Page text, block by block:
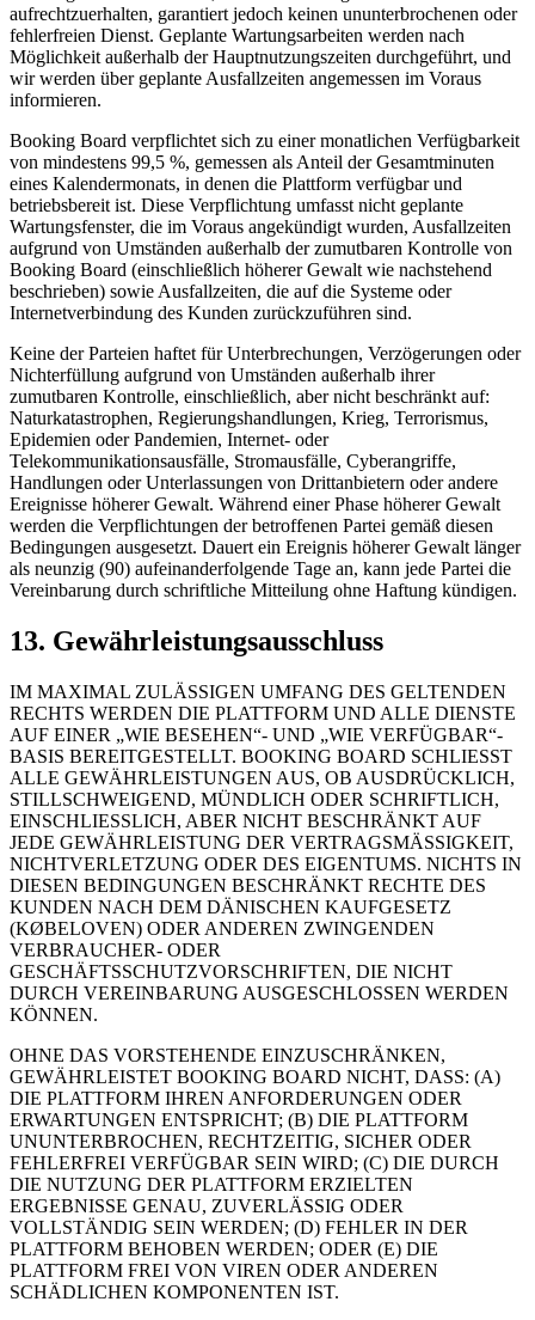
aufrechtzuerhalten, garantiert jedoch keinen ununterbrochenen oder
fehlerfreien Dienst. Geplante Wartungsarbeiten werden nach
Möglichkeit außerhalb der Hauptnutzungszeiten durchgeführt, und
wir werden über geplante Ausfallzeiten angemessen im Voraus
informieren.
Booking Board verpflichtet sich zu einer monatlichen Verfügbarkeit
von mindestens 99,5 %, gemessen als Anteil der Gesamtminuten
eines Kalendermonats, in denen die Plattform verfügbar und
betriebsbereit ist. Diese Verpflichtung umfasst nicht geplante
Wartungsfenster, die im Voraus angekündigt wurden, Ausfallzeiten
aufgrund von Umständen außerhalb der zumutbaren Kontrolle von
Booking Board (einschließlich höherer Gewalt wie nachstehend
beschrieben) sowie Ausfallzeiten, die auf die Systeme oder
Internetverbindung des Kunden zurückzuführen sind.
Keine der Parteien haftet für Unterbrechungen, Verzögerungen oder
Nichterfüllung aufgrund von Umständen außerhalb ihrer
zumutbaren Kontrolle, einschließlich, aber nicht beschränkt auf:
Naturkatastrophen, Regierungshandlungen, Krieg, Terrorismus,
Epidemien oder Pandemien, Internet- oder
Telekommunikationsausfälle, Stromausfälle, Cyberangriffe,
Handlungen oder Unterlassungen von Drittanbietern oder andere
Ereignisse höherer Gewalt. Während einer Phase höherer Gewalt
werden die Verpflichtungen der betroffenen Partei gemäß diesen
Bedingungen ausgesetzt. Dauert ein Ereignis höherer Gewalt länger
als neunzig (90) aufeinanderfolgende Tage an, kann jede Partei die
Vereinbarung durch schriftliche Mitteilung ohne Haftung kündigen.
13. Gewährleistungsausschluss
IM MAXIMAL ZULÄSSIGEN UMFANG DES GELTENDEN
RECHTS WERDEN DIE PLATTFORM UND ALLE DIENSTE
AUF EINER „WIE BESEHEN“- UND „WIE VERFÜGBAR“-
BASIS BEREITGESTELLT. BOOKING BOARD SCHLIESST
ALLE GEWÄHRLEISTUNGEN AUS, OB AUSDRÜCKLICH,
STILLSCHWEIGEND, MÜNDLICH ODER SCHRIFTLICH,
EINSCHLIESSLICH, ABER NICHT BESCHRÄNKT AUF
JEDE GEWÄHRLEISTUNG DER VERTRAGSMÄSSIGKEIT,
NICHTVERLETZUNG ODER DES EIGENTUMS. NICHTS IN
DIESEN BEDINGUNGEN BESCHRÄNKT RECHTE DES
KUNDEN NACH DEM DÄNISCHEN KAUFGESETZ
(KØBELOVEN) ODER ANDEREN ZWINGENDEN
VERBRAUCHER- ODER
GESCHÄFTSSCHUTZVORSCHRIFTEN, DIE NICHT
DURCH VEREINBARUNG AUSGESCHLOSSEN WERDEN
KÖNNEN.
OHNE DAS VORSTEHENDE EINZUSCHRÄNKEN,
GEWÄHRLEISTET BOOKING BOARD NICHT, DASS: (A)
DIE PLATTFORM IHREN ANFORDERUNGEN ODER
ERWARTUNGEN ENTSPRICHT; (B) DIE PLATTFORM
UNUNTERBROCHEN, RECHTZEITIG, SICHER ODER
FEHLERFREI VERFÜGBAR SEIN WIRD; (C) DIE DURCH
DIE NUTZUNG DER PLATTFORM ERZIELTEN
ERGEBNISSE GENAU, ZUVERLÄSSIG ODER
VOLLSTÄNDIG SEIN WERDEN; (D) FEHLER IN DER
PLATTFORM BEHOBEN WERDEN; ODER (E) DIE
PLATTFORM FREI VON VIREN ODER ANDEREN
SCHÄDLICHEN KOMPONENTEN IST.